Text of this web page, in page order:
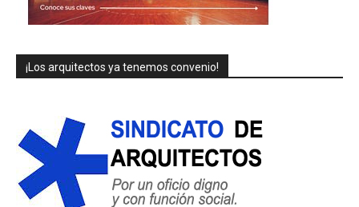
¡Los arquitectos ya tenemos convenio!